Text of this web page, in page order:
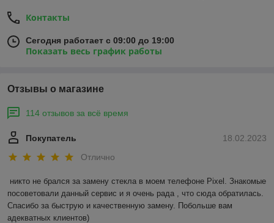
Контакты
Сегодня работает с 09:00 до 19:00
Показать весь график работы
Отзывы о магазине
114 отзывов за всё время
18.02.2023
Покупатель
Отлично
никто не брался за замену стекла в моем телефоне Pixel. Знакомые
посоветовали данный сервис и я очень рада , что сюда обратилась.
Спасибо за быструю и качественную замену. Побольше вам
адекватных клиентов)